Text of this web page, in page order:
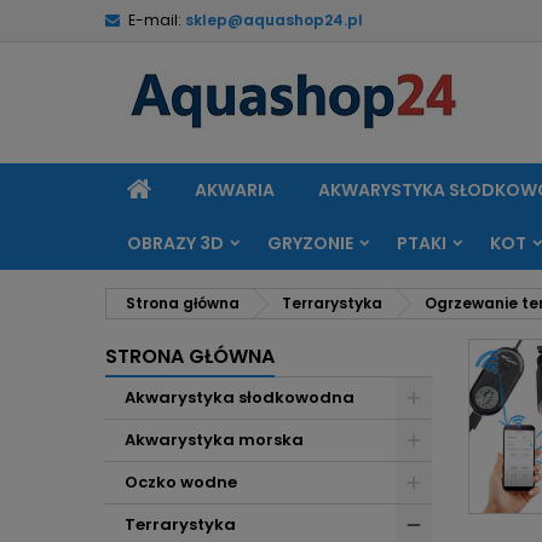
E-mail: sklep@aquashop24.pl
STRONAAKWARIA AKWARYSTYKA
OBRAZY 3D GRYZONIE PTAKI KOT
Strona główna Terrarystyka Ogrzewanie
STRONA GŁÓWNA
Akwarystyka słodkowodna
Akwarystyka morska
Oczko wodne
Terrarystyka